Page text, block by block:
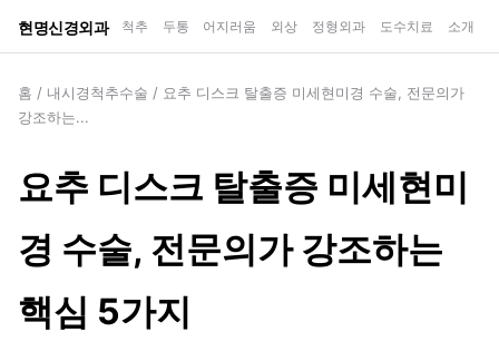
현명신경외과 척추 두통 어지러움 외상 정형외과 도수치료 소개
홈 / 내시경척추수술 / 요추 디스크 탈출증 미세현미경 수술, 전문의가
강조하는...
요추 디스크 탈출증 미세현미
경 수술, 전문의가 강조하는
핵심 5가지